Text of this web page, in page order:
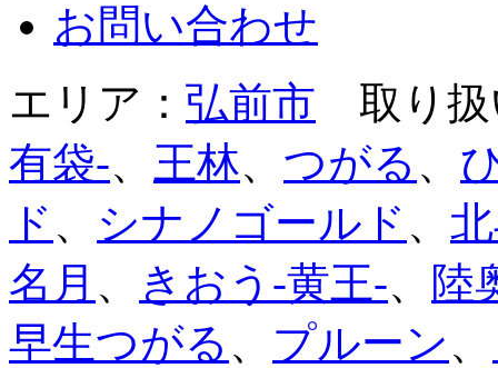
お問い合わせ
エリア： 弘前市 取り扱
有袋-、 王林、 つがる 、
ド 、 シナノゴールド 、
名月 、 きおう-黄王-、 陸
早生つがる 、 プルーン、